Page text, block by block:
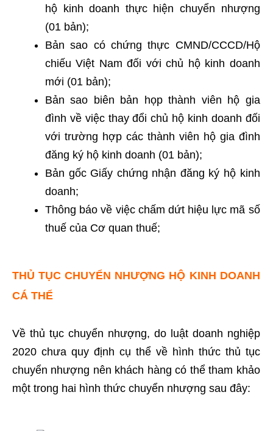
hộ kinh doanh thực hiện chuyển nhượng
(01 bản);
Bản sao có chứng thực CMND/CCCD/Hộ
chiếu Việt Nam đối với chủ hộ kinh doanh
mới (01 bản);
Bản sao biên bản họp thành viên hộ gia
đình về việc thay đổi chủ hộ kinh doanh đối
với trường hợp các thành viên hộ gia đình
đăng ký hộ kinh doanh (01 bản);
Bản gốc Giấy chứng nhận đăng ký hộ kinh
doanh;
Thông báo về việc chấm dứt hiệu lực mã số
thuế của Cơ quan thuế;
THỦ TỤC CHUYỂN NHƯỢNG HỘ KINH DOANH
CÁ THỂ
Về thủ tục chuyển nhượng, do luật doanh nghiệp
2020 chưa quy định cụ thể về hình thức thủ tục
chuyển nhượng nên khách hàng có thể tham khảo
một trong hai hình thức chuyển nhượng sau đây: